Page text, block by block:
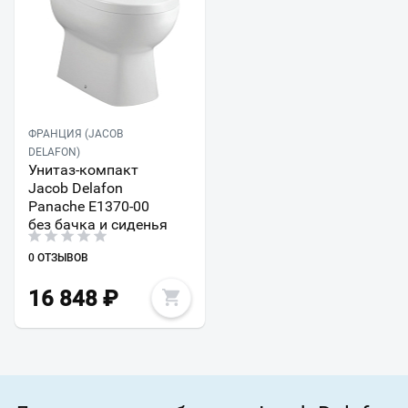
ФРАНЦИЯ (JACOB
DELAFON)
Унитаз-компакт
Jacob Delafon
Panache E1370-00
без бачка и сиденья
0 ОТЗЫВОВ
16 848 ₽